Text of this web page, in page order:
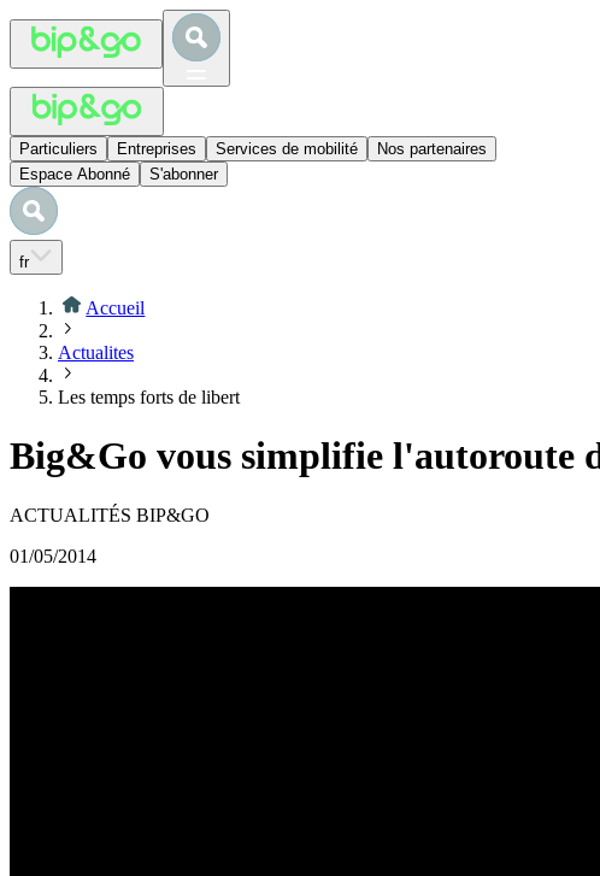
Particuliers Entreprises Services de mobilité
Nos partenaires
Espace Abonné
S'abonner
fr
Accueil
Actualites
Les temps forts de libert
Big&Go vous simplifie l'autoroute
ACTUALITÉS BIP&GO
01/05/2014